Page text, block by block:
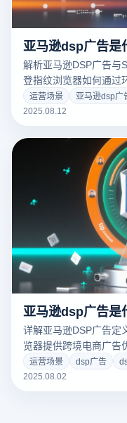
解析亚马逊DSP广告与
登指纹浏览器如何通过
ROI，助力跨境卖家规
运营场景 亚马逊dsp广
2025.08.12
亚马逊dsp广告是
详解亚马逊DSP广告定
览器提供跨境电商广告
升品牌出海效果。
运营场景 dsp广告
2025.08.02